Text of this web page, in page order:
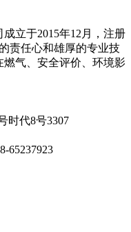
立于2015年12月，注册
责任心和雄厚的专业技
气、安全评价、环境影
时代8号3307
65237923